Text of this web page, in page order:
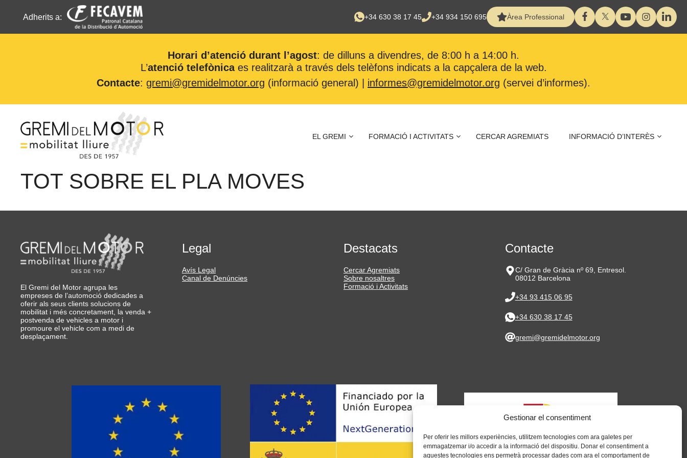
Gestionar el consentiment
Per oferir les millors experiències, utilitzem tecnologies com ara galetes per
emmagatzemar i/o accedir a la informació del dispositiu. Donar el consentiment a
aquestes tecnologies ens permetrà processar dades com ara el comportament de
Adherits a: +34 630 38 17 45 +34 934 150 695 Àrea Professional
Horari d’atenció durant l’agost: de dilluns a divendres, de 8:00 h a 14:00 h.
L’atenció telefònicaes realitzarà a través dels telèfons indicats a la capçalera de la web.
Contacte: gremi@gremidelmotor.org (informació general) | informes@gremidelmotor.org (servei d’informes).
contingut
EL GREMI FORMACIÓ I ACTIVITATS CERCAR AGREMIATS INFORMACIÓ D’INTERÈS
TOT SOBRE EL PLA MOVES
El Gremi del Motor agrupa les
empreses de l’automoció dedicades a
oferir als seus clients solucions de
mobilitat i més concretament, la venda +
postvenda de vehicles a motor i
promoure el vehicle com a medi de
desplaçament.
Legal
Avís Legal
Canal de Denúncies
Destacats
Cercar Agremiats
Sobre nosaltres
Formació i Activitats
Contacte
C/ Gran de Gràcia nº 69, Entresol.
08012 Barcelona
+34 93 415 06 95
+34 630 38 17 45
gremi@gremidelmotor.org